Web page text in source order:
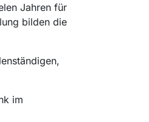
Jahren für
bilden die
im